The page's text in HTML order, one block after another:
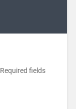
Required fields